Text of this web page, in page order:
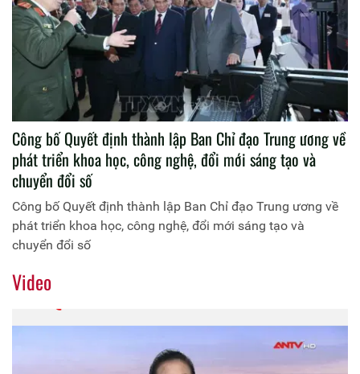
Công bố Quyết định thành lập Ban Chỉ đạo Trung ương về
phát triển khoa học, công nghệ, đổi mới sáng tạo và
chuyển đổi số
Công bố Quyết định thành lập Ban Chỉ đạo Trung ương về
phát triển khoa học, công nghệ, đổi mới sáng tạo và
chuyển đổi số
Video